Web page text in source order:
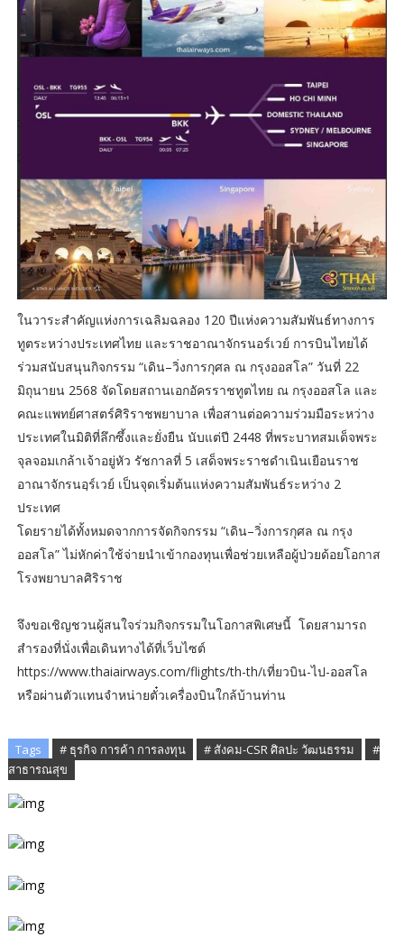
ในวาระสำคัญแห่งการเฉลิมฉลอง 120 ปีแห่งความสัมพันธ์ทางการ
ทูตระหว่างประเทศไทย และราชอาณาจักรนอร์เวย์ การบินไทยได้
ร่วมสนับสนุนกิจกรรม “เดิน–วิ่งการกุศล ณ กรุงออสโล” วันที่ 22
มิถุนายน 2568 จัดโดยสถานเอกอัครราชทูตไทย ณ กรุงออสโล และ
คณะแพทย์ศาสตร์ศิริราชพยาบาล เพื่อสานต่อความร่วมมือระหว่าง
ประเทศในมิติที่ลึกซึ้งและยั่งยืน นับแต่ปี 2448 ที่พระบาทสมเด็จพระ
จุลจอมเกล้าเจ้าอยู่หัว รัชกาลที่ 5 เสด็จพระราชดำเนินเยือนราช
อาณาจักรนอฺร์เวย์ เป็นจุดเริ่มต้นแห่งความสัมพันธ์ระหว่าง 2
ประเทศ
โดยรายได้ทั้งหมดจากการจัดกิจกรรม “เดิน–วิ่งการกุศล ณ กรุง
ออสโล” ไม่หักค่าใช้จ่ายนำเข้ากองทุนเพื่อช่วยเหลือผู้ป่วยด้อยโอกาส
โรงพยาบาลศิริราช
จึงขอเชิญชวนผู้สนใจร่วมกิจกรรมในโอกาสพิเศษนี้ โดยสามารถ
สำรองที่นั่งเพื่อเดินทางได้ที่เว็บไซต์
https://www.thaiairways.com/flights/th-th/เที่ยวบิน-ไป-ออสโล
หรือผ่านตัวแทนจำหน่ายตั๋วเครื่องบินใกล้บ้านท่าน
Tags # ธุรกิจ การค้า การลงทุน # สังคม-CSR ศิลปะ วัฒนธรรม
#
สาธารณสุข